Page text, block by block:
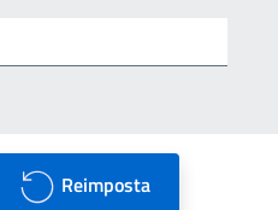
Reimposta